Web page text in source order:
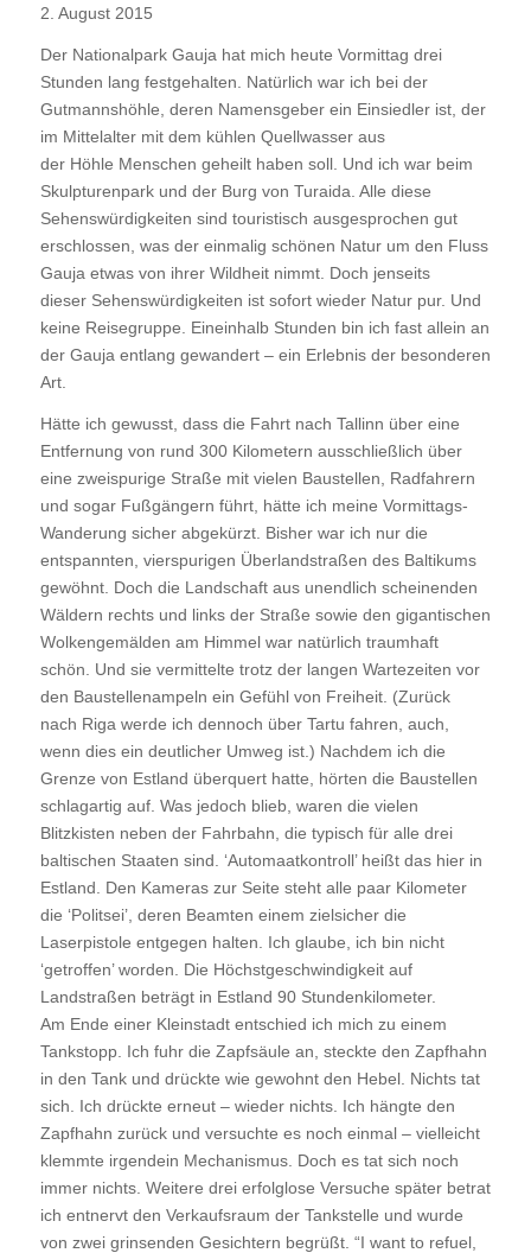
2. August 2015
Der Nationalpark Gauja hat mich heute Vormittag drei
Stunden lang festgehalten. Natürlich war ich bei der
Gutmannshöhle, deren Namensgeber ein Einsiedler ist, der
im Mittelalter mit dem kühlen Quellwasser aus
der Höhle Menschen geheilt haben soll. Und ich war beim
Skulpturenpark und der Burg von Turaida. Alle diese
Sehenswürdigkeiten sind touristisch ausgesprochen gut
erschlossen, was der einmalig schönen Natur um den Fluss
Gauja etwas von ihrer Wildheit nimmt. Doch jenseits
dieser Sehenswürdigkeiten ist sofort wieder Natur pur. Und
keine Reisegruppe. Eineinhalb Stunden bin ich fast allein an
der Gauja entlang gewandert – ein Erlebnis der besonderen
Art.
Hätte ich gewusst, dass die Fahrt nach Tallinn über eine
Entfernung von rund 300 Kilometern ausschließlich über
eine zweispurige Straße mit vielen Baustellen, Radfahrern
und sogar Fußgängern führt, hätte ich meine Vormittags-
Wanderung sicher abgekürzt. Bisher war ich nur die
entspannten, vierspurigen Überlandstraßen des Baltikums
gewöhnt. Doch die Landschaft aus unendlich scheinenden
Wäldern rechts und links der Straße sowie den gigantischen
Wolkengemälden am Himmel war natürlich traumhaft
schön. Und sie vermittelte trotz der langen Wartezeiten vor
den Baustellenampeln ein Gefühl von Freiheit. (Zurück
nach Riga werde ich dennoch über Tartu fahren, auch,
wenn dies ein deutlicher Umweg ist.) Nachdem ich die
Grenze von Estland überquert hatte, hörten die Baustellen
schlagartig auf. Was jedoch blieb, waren die vielen
Blitzkisten neben der Fahrbahn, die typisch für alle drei
baltischen Staaten sind. ‘Automaatkontroll’ heißt das hier in
Estland. Den Kameras zur Seite steht alle paar Kilometer
die ‘Politsei’, deren Beamten einem zielsicher die
Laserpistole entgegen halten. Ich glaube, ich bin nicht
‘getroffen’ worden. Die Höchstgeschwindigkeit auf
Landstraßen beträgt in Estland 90 Stundenkilometer.
Am Ende einer Kleinstadt entschied ich mich zu einem
Tankstopp. Ich fuhr die Zapfsäule an, steckte den Zapfhahn
in den Tank und drückte wie gewohnt den Hebel. Nichts tat
sich. Ich drückte erneut – wieder nichts. Ich hängte den
Zapfhahn zurück und versuchte es noch einmal – vielleicht
klemmte irgendein Mechanismus. Doch es tat sich noch
immer nichts. Weitere drei erfolglose Versuche später betrat
ich entnervt den Verkaufsraum der Tankstelle und wurde
von zwei grinsenden Gesichtern begrüßt. “I want to refuel,